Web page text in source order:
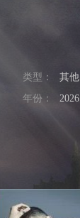
类型：
其他
年份：
2026